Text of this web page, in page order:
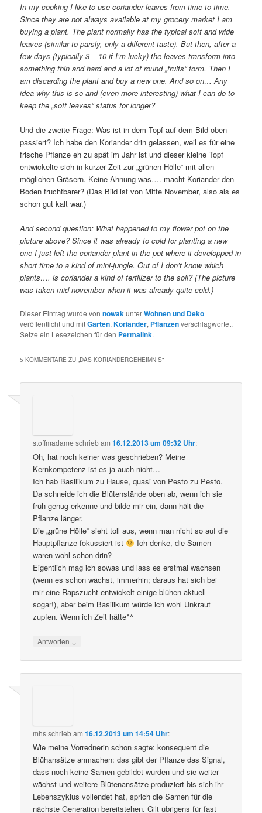
In my cooking I like to use coriander leaves from time to time.
Since they are not always available at my grocery market I am
buying a plant. The plant normally has the typical soft and wide
leaves (similar to parsly, only a different taste). But then, after a
few days (typically 3 – 10 if I’m lucky) the leaves transform into
something thin and hard and a lot of round „fruits“ form. Then I
am discarding the plant and buy a new one. And so on… Any
idea why this is so and (even more interesting) what I can do to
keep the „soft leaves“ status for longer?
Und die zweite Frage: Was ist in dem Topf auf dem Bild oben
passiert? Ich habe den Koriander drin gelassen, weil es für eine
frische Pflanze eh zu spät im Jahr ist und dieser kleine Topf
entwickelte sich in kurzer Zeit zur „grünen Hölle“ mit allen
möglichen Gräsern. Keine Ahnung was…. macht Koriander den
Boden fruchtbarer? (Das Bild ist von Mitte November, also als es
schon gut kalt war.)
And second question: What happened to my flower pot on the
picture above? Since it was already to cold for planting a new
one I just left the coriander plant in the pot where it developped in
short time to a kind of mini-jungle. Out of I don’t know which
plants…. is coriander a kind of fertilizer to the soil? (The picture
was taken mid november when it was already quite cold.)
Dieser Eintrag wurde vonnowakunterWohnen und Deko
veröffentlicht und mitGarten,Koriander, Pflanzenverschlagwortet.
Setze ein Lesezeichen für den Permalink.
5 KOMMENTARE ZU „DAS KORIANDERGEHEIMNIS“
stoffmadame schriebam16.12.2013 um 09:32 Uhr:
Oh, hat noch keiner was geschrieben? Meine
Kernkompetenz ist es ja auch nicht…
Ich hab Basilikum zu Hause, quasi von Pesto zu Pesto.
Da schneide ich die Blütenstände oben ab, wenn ich sie
früh genug erkenne und bilde mir ein, dann hält die
Pflanze länger.
Die „grüne Hölle“ sieht toll aus, wenn man nicht so auf die
Hauptpflanze fokussiert ist
Ich denke, die Samen
waren wohl schon drin?
Eigentlich mag ich sowas und lass es erstmal wachsen
(wenn es schon wächst, immerhin; daraus hat sich bei
mir eine Rapszucht entwickelt einige blühen aktuell
sogar!), aber beim Basilikum würde ich wohl Unkraut
zupfen. Wenn ich Zeit hätte^^
Antworten ↓
mhsschriebam16.12.2013 um 14:54 Uhr:
Wie meine Vorrednerin schon sagte: konsequent die
Blühansätze anmachen: das gibt der Pflanze das Signal,
dass noch keine Samen gebildet wurden und sie weiter
wächst und weitere Blütenansätze produziert bis sich ihr
Lebenszyklus vollendet hat, sprich die Samen für die
nächste Generation bereitstehen. Gilt übrigens für fast